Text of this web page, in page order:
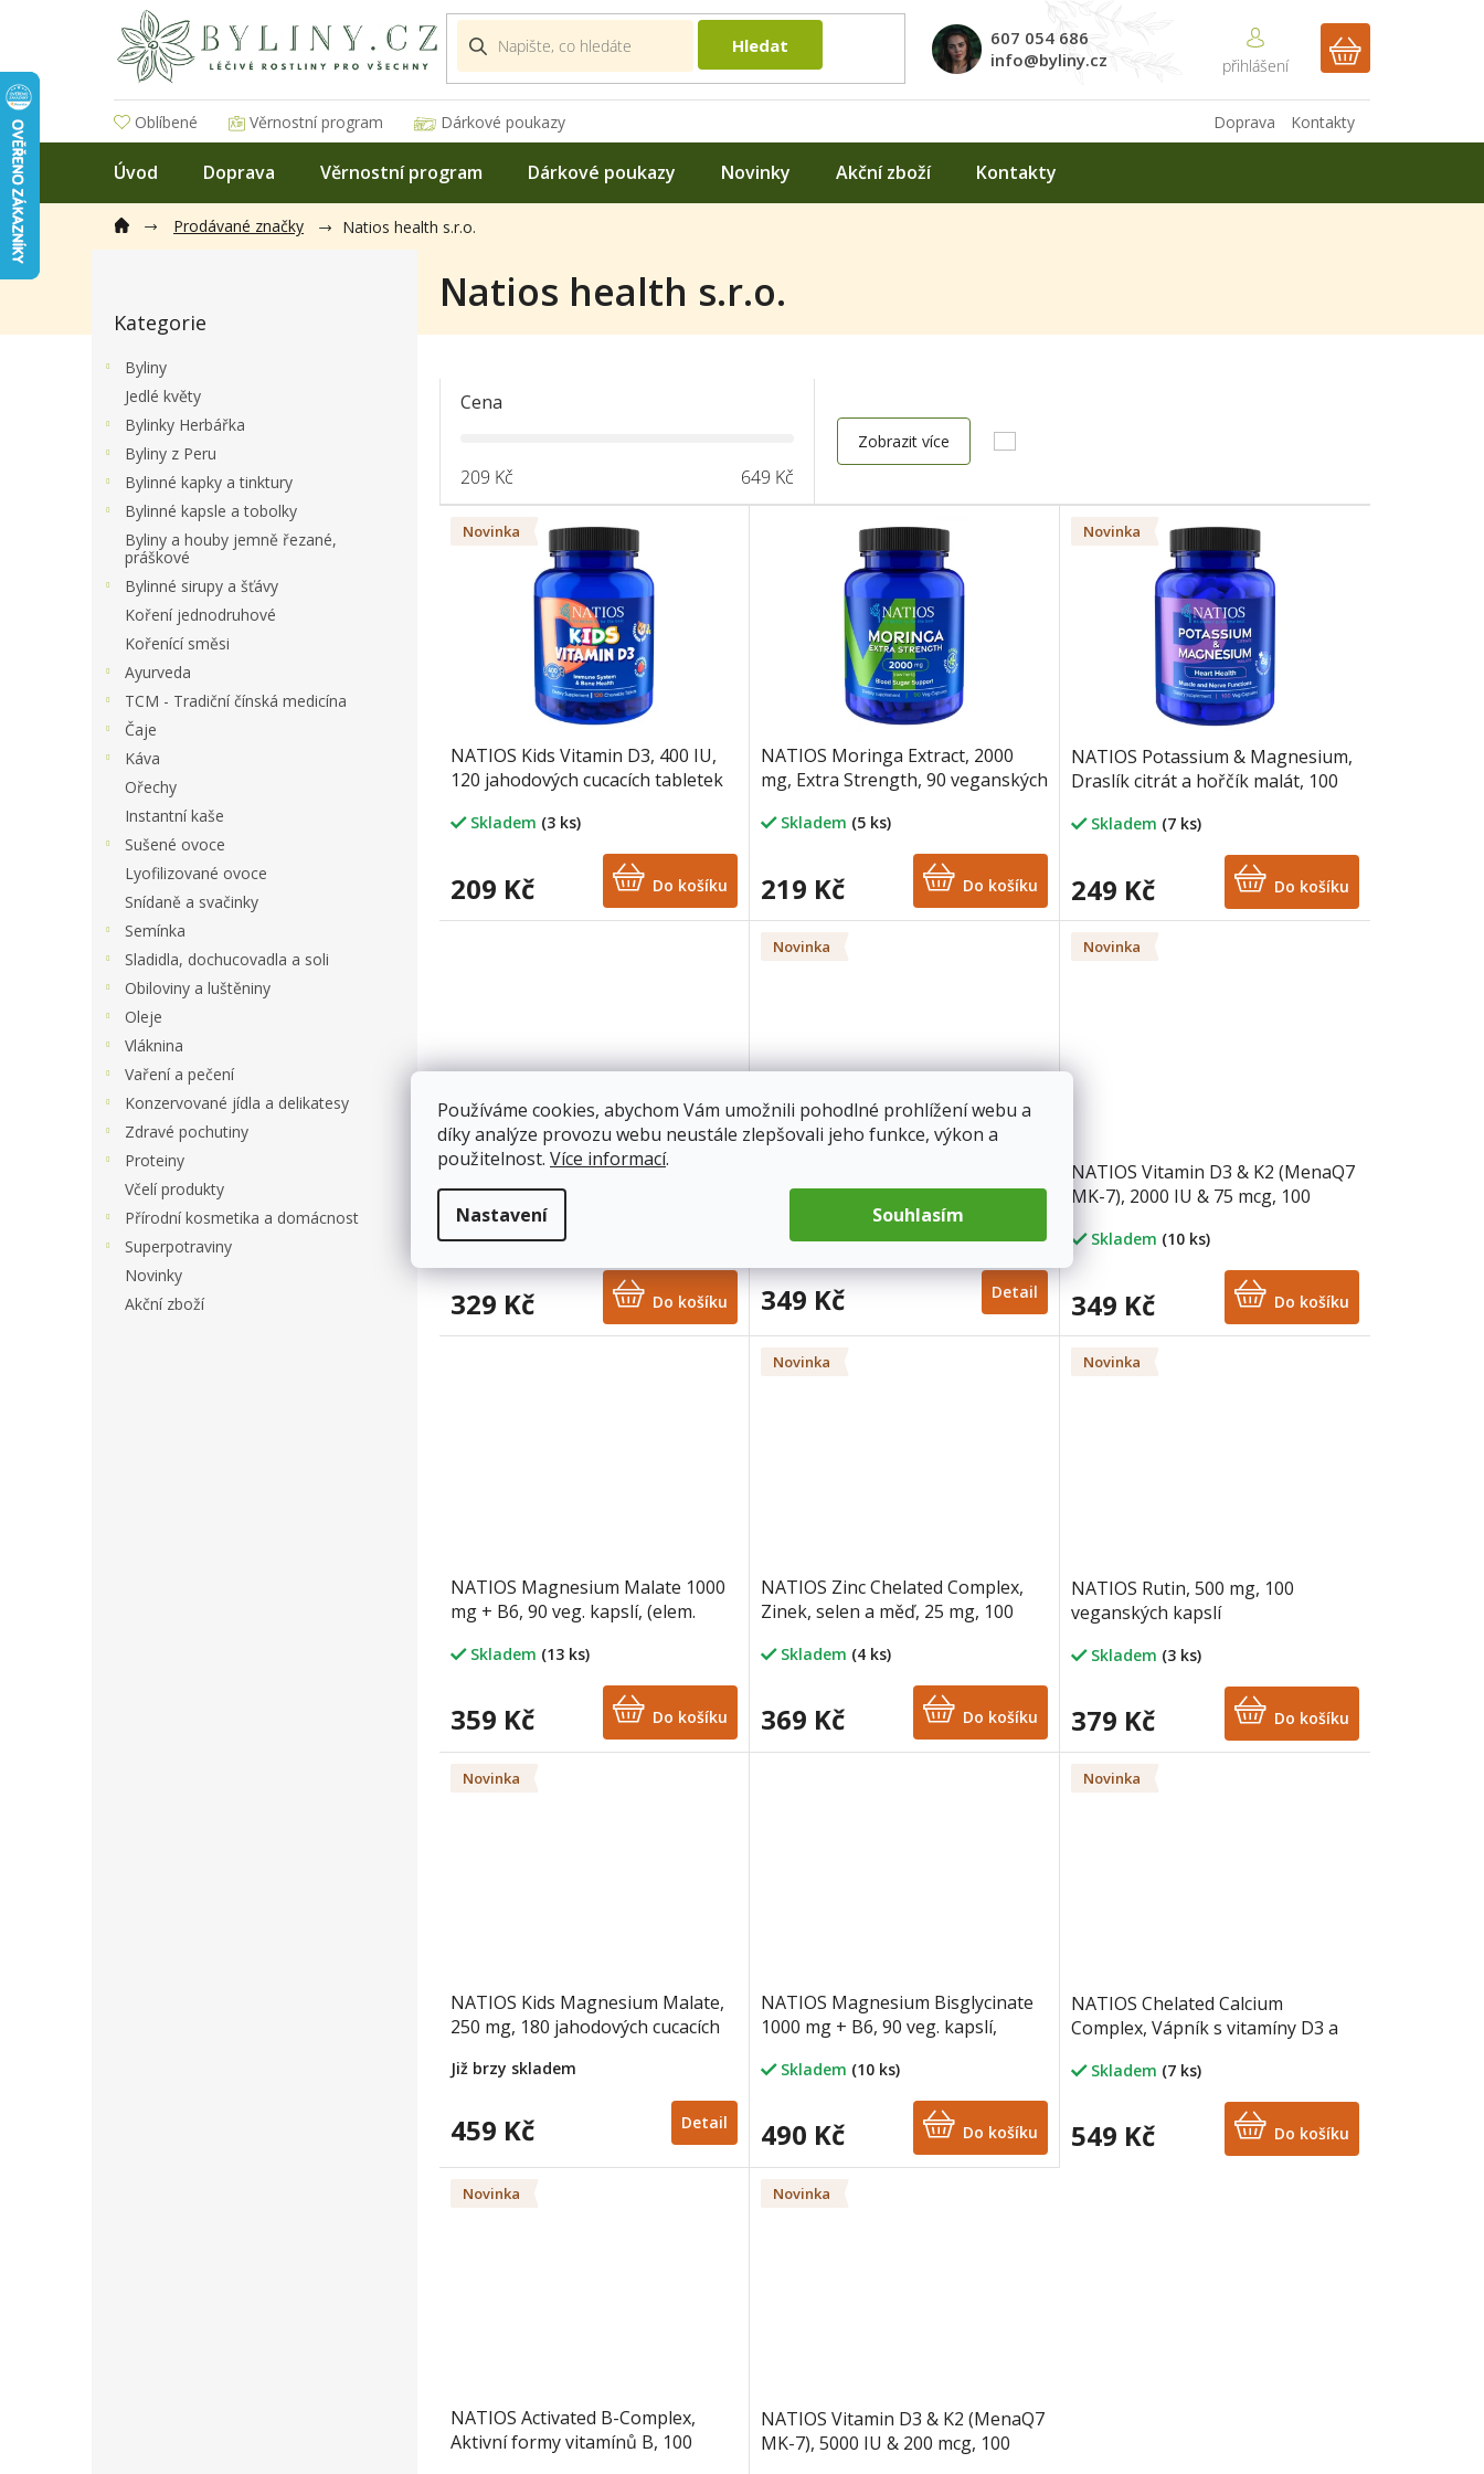
Používáme cookies, abychom Vám umožnili pohodlné prohlížení webu a
díky analýze provozu webu neustále zlepšovali jeho funkce, výkon a
použitelnost. Více informací.
Nastavení Souhlasím
Hledat
607 054 686
info@byliny.cz
NÁKUPNÍ
Oblíbené Věrnostní program Dárkové poukazy Kontakty
Doprava
Úvod Doprava Věrnostní program Dárkové poukazy Novinky Akční zboží Kontakty
Prodávané značky Natios health s.r.o.
t
kategorie
Kategorie
Byliny
Jedlé květy
Bylinky Herbářka
Byliny z Peru
Bylinné kapky a tinktury
Bylinné kapsle a tobolky
Byliny a houby jemně řezané,
práškové
Bylinné sirupy a šťávy
Koření jednodruhové
Kořenící směsi
Ayurveda
TCM - Tradiční čínská medicína
Čaje
Káva
Ořechy
Instantní kaše
Sušené ovoce
Lyofilizované ovoce
Snídaně a svačinky
Semínka
Sladidla, dochucovadla a soli
Obiloviny a luštěniny
Oleje
Vláknina
Vaření a pečení
Konzervované jídla a delikatesy
Zdravé pochutiny
Proteiny
Včelí produkty
Přírodní kosmetika a domácnost
Superpotraviny
Novinky
Akční zboží
Natios health s.r.o.
Cena
209 Kč 649 Kč
Zobrazit více
Novinka
NATIOS Kids Vitamin D3, 400 IU,
120 jahodových cucacích tabletek
Skladem (3 ks)
209 Kč Do košíku
NATIOS Moringa Extract, 2000
mg, Extra Strength, 90 veganských
Skladem (5 ks)
219 Kč Do košíku
Novinka
NATIOS Potassium & Magnesium,
Draslík citrát a hořčík malát, 100
Skladem (7 ks)
249 Kč Do košíku
NATIOS Vitamin D3, Vysoce
vstřebatelný, 5000 IU, 250 softgel
kapslí (s olivovým olejem)
Skladem(8 ks)
329 Kč Do košíku
Novinka
Anchovies, 1000 mg, 100 softgel
Již brzy skladem
349 Kč Detail
Novinka
NATIOS Vitamin D3 & K2 (MenaQ7
MK-7), 2000 IU & 75 mcg, 100
Skladem (10 ks)
349 Kč Do košíku
NATIOS Magnesium Malate 1000
mg + B6, 90 veg. kapslí, (elem.
Skladem (13 ks)
359 Kč Do košíku
Novinka
NATIOS Zinc Chelated Complex,
Zinek, selen a měď, 25 mg, 100
Skladem (4 ks)
369 Kč Do košíku
Novinka
NATIOS Rutin, 500 mg, 100
veganských kapslí
Skladem (3 ks)
379 Kč Do košíku
Novinka
NATIOS Kids Magnesium Malate,
250 mg, 180 jahodových cucacích
Již brzy skladem
459 Kč Detail
NATIOS Magnesium Bisglycinate
1000 mg + B6, 90 veg. kapslí,
Skladem (10 ks)
490 Kč Do košíku
Novinka
NATIOS Chelated Calcium
Complex, Vápník s vitamíny D3 a
Skladem (7 ks)
549 Kč Do košíku
Novinka
NATIOS Activated B-Complex,
Aktivní formy vitamínů B, 100
Novinka
NATIOS Vitamin D3 & K2 (MenaQ7
MK-7), 5000 IU & 200 mcg, 100